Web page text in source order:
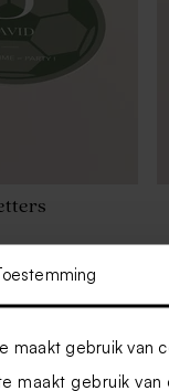
maakt gebruik van
maakt gebruik